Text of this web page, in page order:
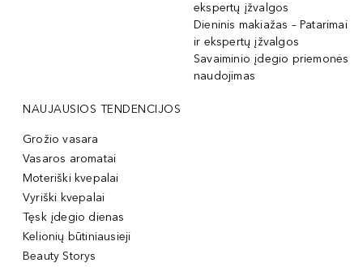
ekspertų įžvalgos
Dieninis makiažas – Patarimai
ir ekspertų įžvalgos
Savaiminio įdegio priemonės
naudojimas
NAUJAUSIOS TENDENCIJOS
Grožio vasara
Vasaros aromatai
Moteriški kvepalai
Vyriški kvepalai
Tęsk įdegio dienas
Kelionių būtiniausieji
Beauty Storys